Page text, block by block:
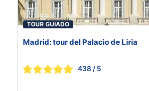
TOUR GUIADO
Madrid: tour del Palacio de Liria
438 / 5